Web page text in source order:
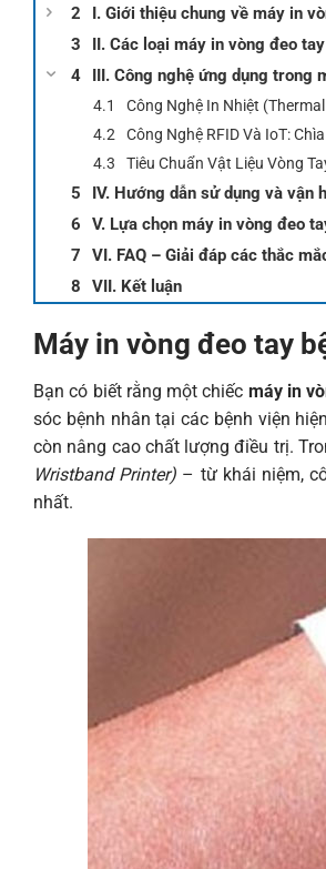
I. Giới thiệu chung về máy in
II. Các loại máy in vòng đeo
III. Công nghệ ứng dụng trong
Công Nghệ In Nhiệt
Công Nghệ RFID Và IoT:
Tiêu Chuẩn Vật Liệu Vòng
IV. Hướng dẫn sử dụng và vận
V. Lựa chọn máy in vòng đeo
VI. FAQ – Giải đáp các thắc
VII. Kết luận
Máy in vòng đeo tay
Bạn có biết rằng một chiếc máy in
sóc bệnh nhân tại các bệnh viện
còn nâng cao chất lượng điều trị.
Wristband Printer) – từ khái niệm,
nhất.